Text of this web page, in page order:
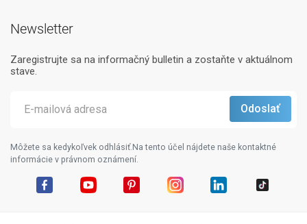
Newsletter
Zaregistrujte sa na informačný bulletin a zostaňte v aktuálnom
stave.
Môžete sa kedykoľvek odhlásiť.Na tento účel nájdete naše kontaktné
informácie v právnom oznámení.